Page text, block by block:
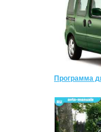
Программа